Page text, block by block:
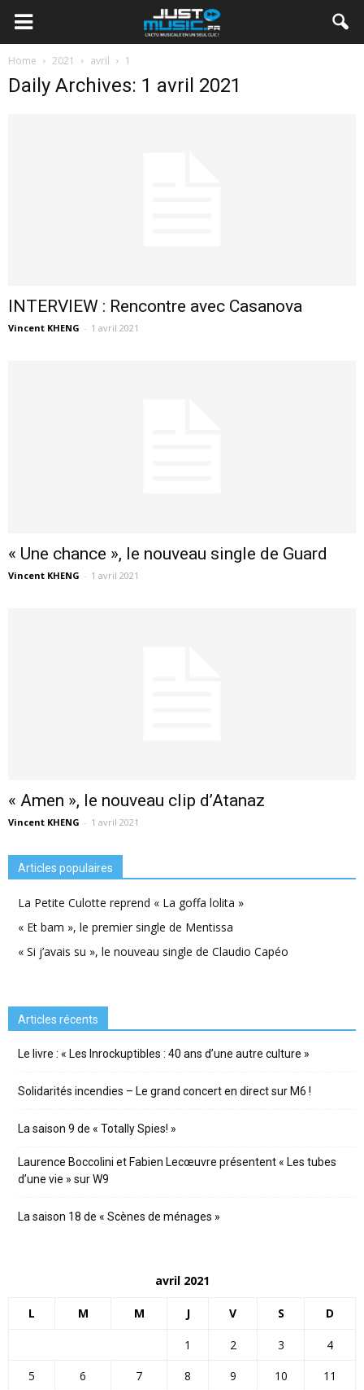
Home 2021 avril 1
Daily Archives: 1 avril 2021
INTERVIEW : Rencontre avec Casanova
Vincent KHENG - 1 avril 2021
« Une chance », le nouveau single de Guard
Vincent KHENG - 1 avril 2021
« Amen », le nouveau clip d’Atanaz
Vincent KHENG - 1 avril 2021
Articles populaires
La Petite Culotte reprend « La goffa lolita »
« Et bam », le premier single de Mentissa
« Si j’avais su », le nouveau single de Claudio Capéo
Articles récents
Le livre : « Les Inrockuptibles : 40 ans d’une autre culture »
Solidarités incendies – Le grand concert en direct sur M6 !
La saison 9 de « Totally Spies! »
Laurence Boccolini et Fabien Lecœuvre présentent « Les tubes
d’une vie » sur W9
La saison 18 de « Scènes de ménages »
avril 2021
L M M J V S D
1 2 3
4
5
6 7 8 9 10
11